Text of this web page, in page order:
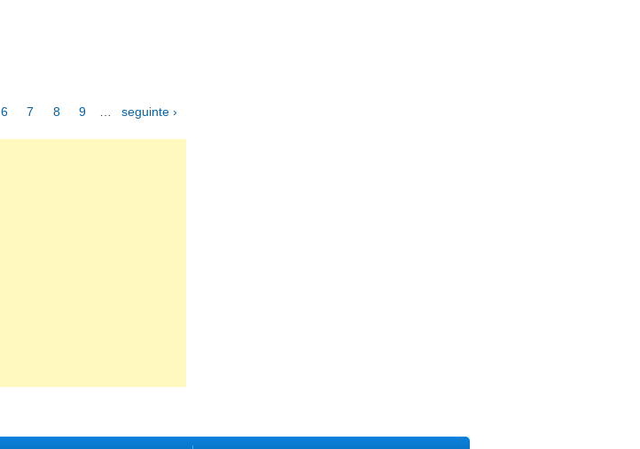
6 7 8 9 seguinte ›